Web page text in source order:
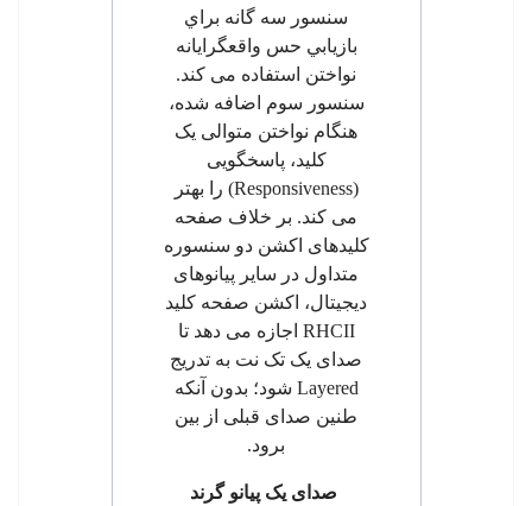
سنسور سه گانه براي
بازيابي حس واقعگرایانه
نواختن استفاده می کند.
سنسور سوم اضافه شده،
هنگام نواختن متوالی یک
کلید، پاسخگویی
(
Responsiveness) را بهتر
می کند. بر خلاف صفحه
کلیدهای اکشن دو سنسوره
متداول در سایر پیانوهای
دیجیتال، اکشن صفحه كليد
RHCII اجازه می دهد تا
صدای یک تک نت به تدریج
Layered شود؛ بدون آنکه
طنین صدای قبلی از بین
برود.
صدای یک پیانو گرند